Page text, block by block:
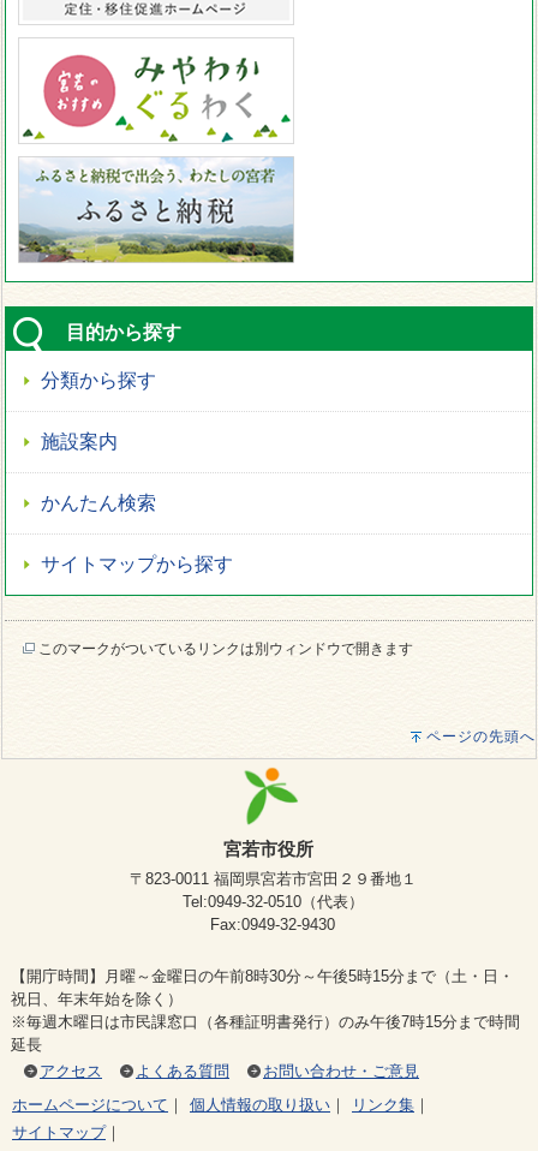
目的から探す
分類から探す
施設案内
かんたん検索
サイトマップから探す
このマークがついているリンクは別ウィンドウで開きます
ページの先頭へ
宮若市役所
〒823-0011 福岡県宮若市宮田２９番地１
Tel:0949-32-0510（代表）
Fax:0949-32-9430
【開庁時間】月曜～金曜日の午前8時30分～午後5時15分まで（土・日・
祝日、年末年始を除く）
※毎週木曜日は市民課窓口（各種証明書発行）のみ午後7時15分まで時間
延長
アクセス
よくある質問
お問い合わせ・ご意見
ホームページについて ｜ 個人情報の取り扱い ｜ リンク集 ｜
サイトマップ｜